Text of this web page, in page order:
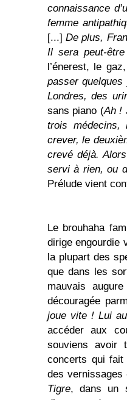
connaissance
femme
[...]De plus,
Il sera peut-
l’énerest, le
passer
Londres, des
sans piano (Ah !
trois médecins,
crever, le
crevé déjà.
servi à rien, ou
Prélude vient
Le brouhaha
dirige engourdie
la plupart des
que dans les
mauvais
découragée
joue vite ! Lui
accéder aux
souviens avoir
concerts qui fait
des vernissages
Tigre, dans un